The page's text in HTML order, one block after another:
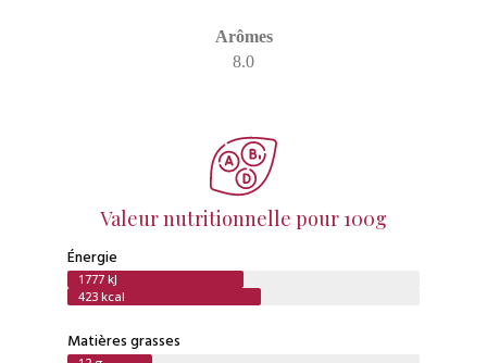
Arômes
8.0
Valeur nutritionnelle pour 100g
Énergie
1777 kJ
423 kcal
Matières grasses